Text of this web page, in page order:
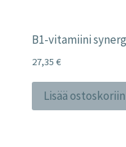
B1-vitamiini
27,35 €
Lisää ostoskoriin